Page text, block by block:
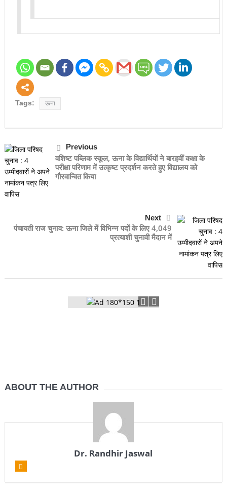
Tags: ऊना
Previous
वशिष्ट पब्लिक स्कूल, ऊना के विद्यार्थियों ने बारहवीं कक्षा के
परीक्षा परिणाम में उत्कृष्ट प्रदर्शन करते हुए विद्यालय को
गौरवान्वित किया
Next
पंचायती राज चुनाव: ऊना जिले में विभिन्न पदों के लिए 4,049
प्रत्याशी चुनावी मैदान में
ABOUT THE AUTHOR
Dr. Randhir Jaswal